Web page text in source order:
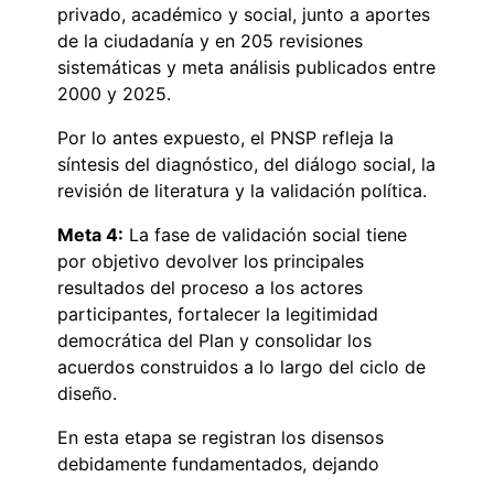
privado, académico y social, junto a aportes
de la ciudadanía y en 205 revisiones
sistemáticas y meta análisis publicados entre
2000 y 2025.
Por lo antes expuesto, el PNSP refleja la
síntesis del diagnóstico, del diálogo social, la
revisión de literatura y la validación política.
Meta 4: La fase de validación social tiene
por objetivo devolver los principales
resultados del proceso a los actores
participantes, fortalecer la legitimidad
democrática del Plan y consolidar los
acuerdos construidos a lo largo del ciclo de
diseño.
En esta etapa se registran los disensos
debidamente fundamentados, dejando